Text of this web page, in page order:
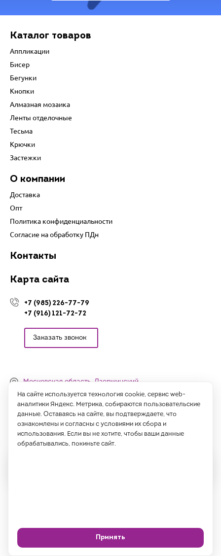
Каталог товаров
Аппликации
Бисер
Бегунки
Кнопки
Алмазная мозаика
Ленты отделочные
Тесьма
Крючки
Застежки
О компании
Доставка
Опт
Политика конфиденциальности
Согласие на обработку ПДн
Контакты
Карта сайта
+7 (985) 226-77-79
+7 (916) 121-72-72
Заказать звонок
Московская область, Дзержинский,
Денисьевский проезд, 15 (офис)
Часы работы:
с 09:00 до 18:00, сб-вс - выходные
конфиденциальности
На сайте используется технология cookie, сервис web-
аналитики Яндекс. Метрика, собираются пользовательские
данные. Оставаясь на сайте, вы подтверждаете, что
ознакомлены и согласны с условиями их сбора и
использования. Если вы не хотите, чтобы ваши данные
обрабатывались, покиньте сайт.
Принять